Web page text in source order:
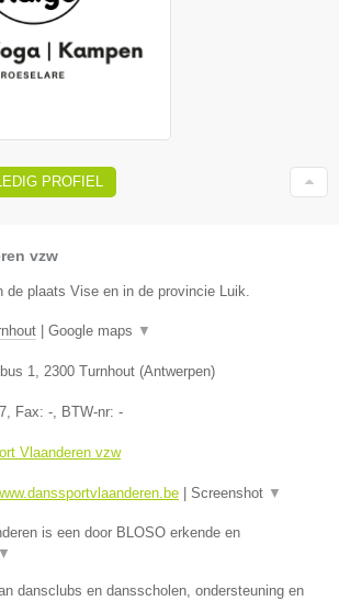
PROFIEL
vzw
de plaats Vise en in de provincie Luik.
Google maps ▼
1 2300 Turnhout (Antwerpen)
, Fax: - , BTW-nr: -
Vlaanderen vzw
Screenshot ▼
is een door BLOSO erkende en
▼
dansclubs en dansscholen, ondersteuning en